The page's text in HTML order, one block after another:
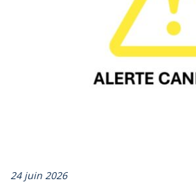
24 juin 2026